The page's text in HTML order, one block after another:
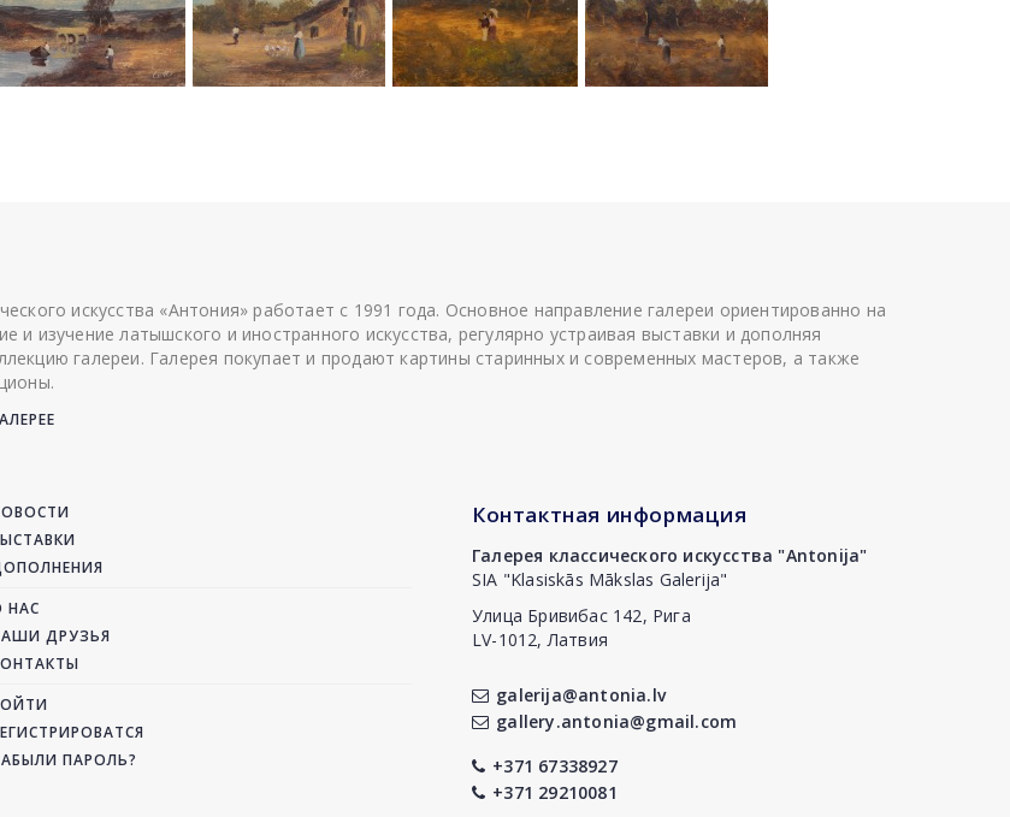
искусства «Антония» работает с 1991 года. Основное направление галереи ориентированно на
и изучение латышского и иностранного искусства, регулярно устраивая выставки и дополняя
галереи. Галерея покупает и продают картины старинных и современных мастеров, а также
НАС
ДРУЗЬЯ
ПАРОЛЬ?
Контактная информация
Галерея классического искусства "Antonija"
SIA "Klasiskās Mākslas Galerija"
Улица Бривибас 142, Рига
LV-1012, Латвия
galerija@antonia.lv
gallery.antonia@gmail.com
+371 67338927
+371 29210081